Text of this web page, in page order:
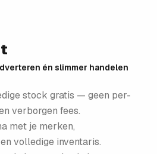
én slimmer handelen
stock gratis — geen per-
verborgen fees.
met je merken,
volledige inventaris.